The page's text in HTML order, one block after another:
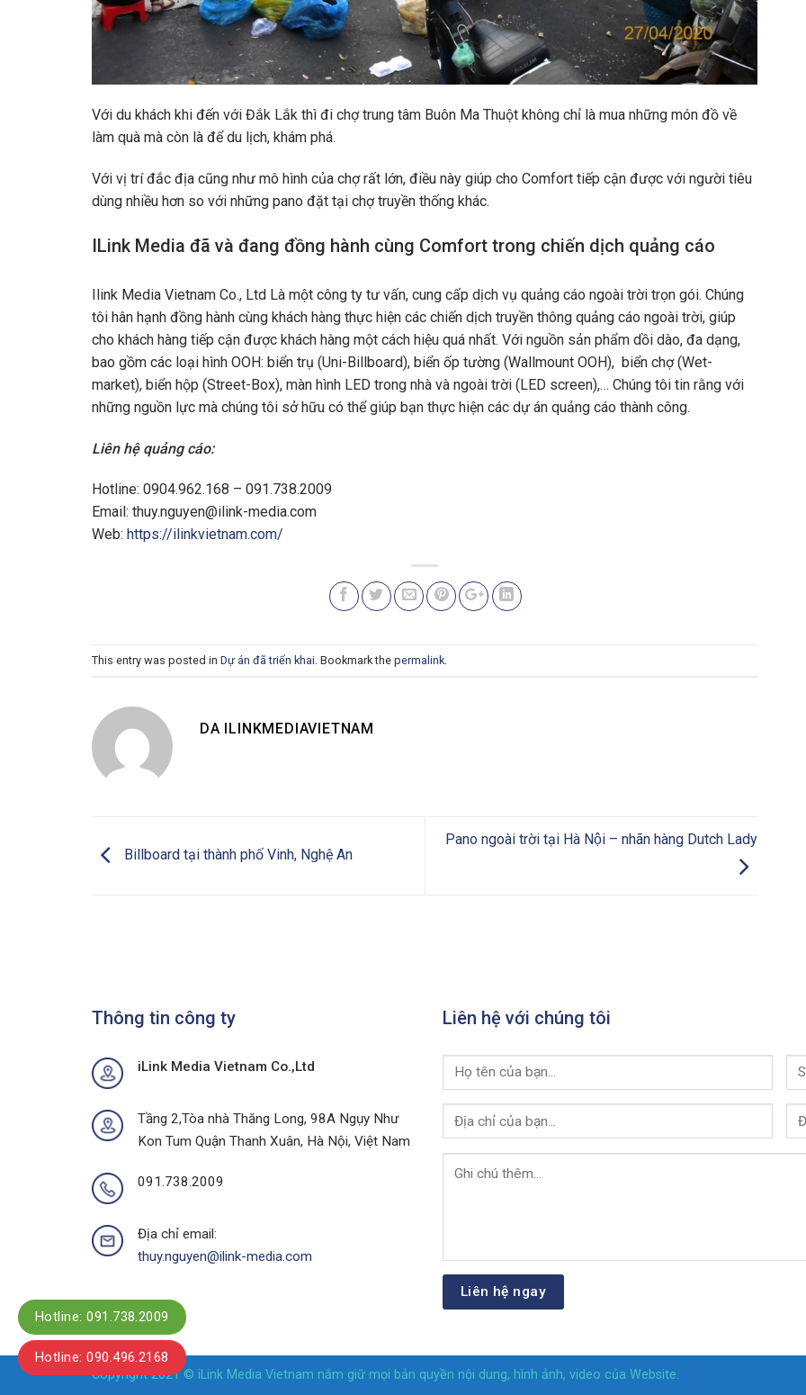
Với du khách khi đến với Đắk Lắk thì đi chợ trung tâm Buôn Ma Thuột không chỉ là mua những món đồ về
làm quà mà còn là để du lịch, khám phá.
Với vị trí đắc địa cũng như mô hình của chợ rất lớn, điều này giúp cho Comfort tiếp cận được với người tiêu
dùng nhiều hơn so với những pano đặt tại chợ truyền thống khác.
ILink Media đã và đang đồng hành cùng Comfort trong chiến dịch quảng cáo
Ilink Media Vietnam Co., Ltd Là một công ty tư vấn, cung cấp dịch vụ quảng cáo ngoài trời trọn gói. Chúng
tôi hân hạnh đồng hành cùng khách hàng thực hiện các chiến dịch truyền thông quảng cáo ngoài trời, giúp
cho khách hàng tiếp cận được khách hàng một cách hiệu quá nhất. Với nguồn sản phẩm dồi dào, đa dạng,
bao gồm các loại hình OOH: biển trụ (Uni-Billboard), biển ốp tường (Wallmount OOH), biển chợ (Wet-
market), biển hộp (Street-Box), màn hình LED trong nhà và ngoài trời (LED screen),… Chúng tôi tin rằng với
những nguồn lực mà chúng tôi sở hữu có thể giúp bạn thực hiện các dự án quảng cáo thành công.
Liên hệ quảng cáo:
Hotline: 0904.962.168 – 091.738.2009
Email: thuy.nguyen@ilink-media.com
Web: https://ilinkvietnam.com/
This entry was posted in Dự án đã triển khai . Bookmark the permalink
DA ILINKMEDIAVIETNAM
Billboard tại thành phố Vinh, Nghệ An
Pano ngoài trời tại Hà Nội – nhãn hàng Dutch Lady
Thông tin công ty
iLink Media Vietnam Co.,Ltd
Tầng 2,Tòa nhà Thăng Long, 98A Ngụy Như
Kon Tum Quận Thanh Xuân, Hà Nội, Việt Nam
091.738.2009
Địa chỉ email:
thuy.nguyen@ilink-media.com
Liên hệ với chúng tôi
Copyright 2021 © iLink Media Vietnam nắm giữ mọi bản quyền nội dung, hình ảnh, video của Website.
Hotline: 091.738.2009
Hotline: 090.496.2168